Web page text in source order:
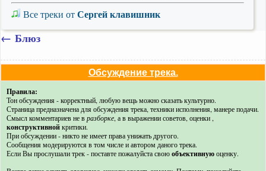
Все треки отСергей клавишник
← Блюз
Обсуждение трека.
Правила:
Тон обсуждения - корректный, любую вещь можно сказать культурно.
Страница предназначена для обсуждения трека, техники исполнения, манере подачи.
Смысл комментариев не вразборке, а в выражении советов, оценки ,
конструктивнойкритики.
При обсуждении - никто не имеет права унижать другого.
Сообщения модерируются в том числе и автором даного трека.
Если Вы прослушали трек - поставте пожалуйста своюобъективнуюоценку.